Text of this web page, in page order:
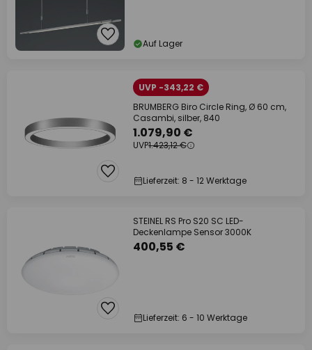
Auf Lager
UVP -343,22 €
BRUMBERG Biro Circle Ring, Ø 60 cm,
Casambi, silber, 840
1.079,90 €
UVP1.423,12 €
Lieferzeit: 8 - 12 Werktage
STEINEL RS Pro S20 SC LED-
Deckenlampe Sensor 3000K
400,55 €
Lieferzeit: 6 - 10 Werktage